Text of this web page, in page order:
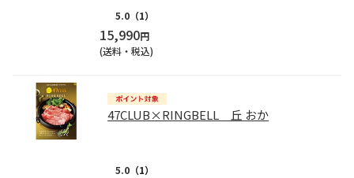
5.0 （1）
15,990円
(送料・税込)
47CLUB×RINGBELL 丘 おか
5.0 （1）